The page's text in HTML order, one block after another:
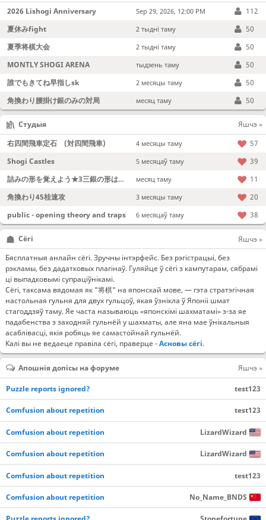
Сёгі
Яшчэ »
Бясплатныя анлайн сёгі. Зручны інтэрфейс. Без рэгістрацыі, без
рэкламы, без дадатковых плагінаў. Гуляйце ў сёгі з кампутарам, сябрамі
ці выпадковымі супраціўнікамі.
Сёгі, таксама вядомая як "将棋" на японскай мове, — гэта стратэгічная
настольная гульня для двух гульцоў, якая ўзнікла ў Японіі шмат
стагоддзяў таму. Яе часта называюць «японскімі шахматамі» з-за яе
падабенства з заходняй гульнёй у шахматы, але яна мае ўнікальныя
асаблівасці, якія робяць яе самастойнай гульнёй.
Калі вы не ведаеце правіла сёгі, праверце -Асновы сёгі.
2026 Lishogi Anniversary
Sep 29, 2026, 12:00 PM
112
夏休みfight
2 тыдні таму
50
夏季将棋大会
2 тыдні таму
50
MONTLY SHOGI ARENA
тыдзень таму
50
誰でもきてね早指しsk
2 месяцы таму
50
角換わり腰掛け銀のみの対局
месяц таму 50
Студыя
Яшчэ »
右四間飛車定石 (対四間飛車)
4 месяцы таму
57
Shogi Castles
5 месяцаў таму
39
詰みの形を覚えよう★3三銀の形は強い！
месяц таму
11
角換わり45桂速攻
3 месяцы таму
20
public - opening theory and traps
6 месяцаў таму 38
Апошнія допісы на форуме Яшчэ »
Puzzle reports ignored? test123
Comfusion about repetition test123
Comfusion about repetition LizardWizard
Comfusion about repetition LizardWizard
Comfusion about repetition test123
Comfusion about repetition No_Name_BNDS